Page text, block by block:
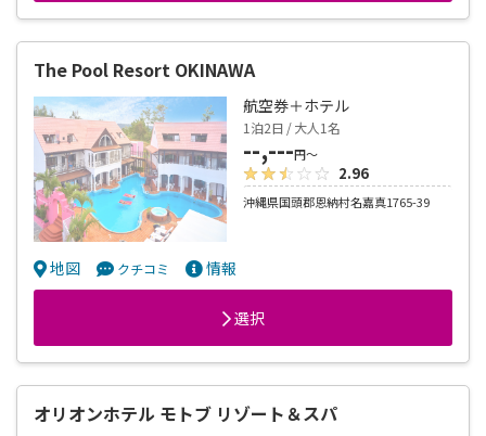
The Pool Resort OKINAWA
航空券＋ホテル
1泊2日 / 大人1名
--,---円～
2.96
沖縄県国頭郡恩納村名嘉真1765-39
地図 クチコミ 情報
選択
オリオンホテル モトブ リゾート＆スパ